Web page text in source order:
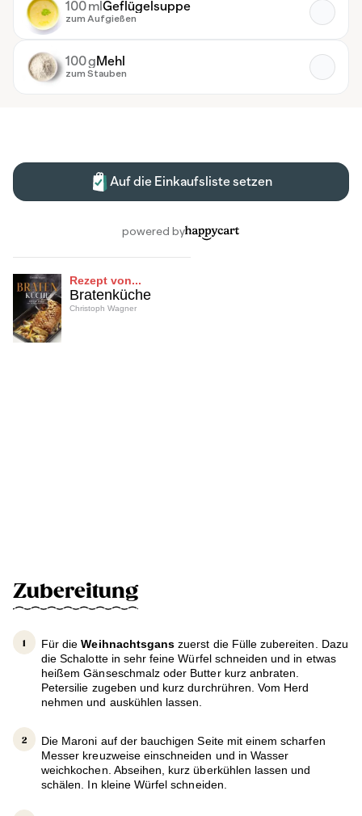
Rezept von...
Bratenküche
Christoph Wagner
Zubereitung
Für dieWeihnachtsganszuerst die Fülle zubereiten. Dazu
die Schalotte in sehr feine Würfel schneiden und in etwas
heißem Gänseschmalz oder Butter kurz anbraten.
Petersilie zugeben und kurz durchrühren. Vom Herd
nehmen und auskühlen lassen.
Die Maroni auf der bauchigen Seite mit einem scharfen
Messer kreuzweise einschneiden und in Wasser
weichkochen. Abseihen, kurz überkühlen lassen und
schälen. In kleine Würfel schneiden.